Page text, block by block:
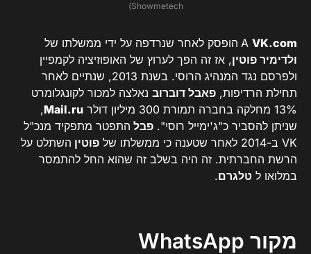
Showmetech)
A VK.com
הופסק לאחר שנרדפה על ידי ממשלתו של
ולדימיר פוטין, אז זה הפך לערוץ של האופוזיציה לקמפיין
ולפרסם נגד המנהיג הרוסי. בשנת 2013, שנתיים לאחר
תחילת הרדיפות, פאבל דוברוב נאלצה למכור לקונגלומרט
13% מחלקה בחברה תמורת 300 מיליון דולר
Mail.ru
,
שניתן להסביר כ"ג'ימייל רוסי". פבל התפטר מתפקיד מנכ"ל
VK ב-2014 לאחר שטענה כי ממשלתו של
פוטין השתלט על
הרשת החברתית. זה היה בשלב זה שהוא החל להתמסר
במלואו ל טלגרם.
מקור WhatsApp